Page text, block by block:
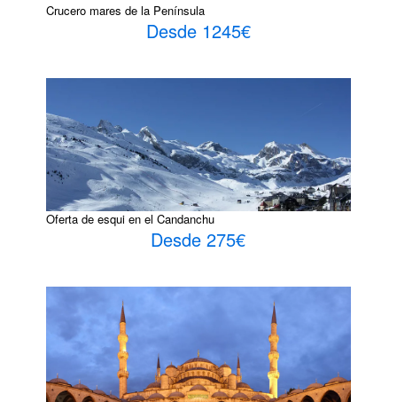
Crucero mares de la Península
Desde 1245€
Oferta de esqui en el Candanchu
Desde 275€